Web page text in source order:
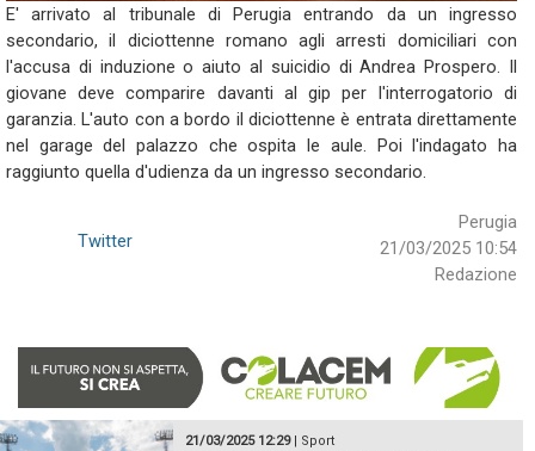
E' arrivato al tribunale di Perugia entrando da un ingresso
secondario, il diciottenne romano agli arresti domiciliari con
l'accusa di induzione o aiuto al suicidio di Andrea Prospero. Il
giovane deve comparire davanti al gip per l'interrogatorio di
garanzia. L'auto con a bordo il diciottenne è entrata direttamente
nel garage del palazzo che ospita le aule. Poi l'indagato ha
raggiunto quella d'udienza da un ingresso secondario.
Perugia
21/03/2025 10:54
Redazione
Twitter
21/03/2025 12:29| Sport